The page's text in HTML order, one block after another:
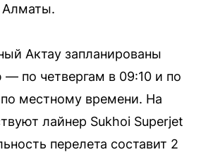
Алматы.
Актау запланированы
по четвергам в 09:10 и по
местному времени. На
лайнер Sukhoi Superjet
перелета составит 2